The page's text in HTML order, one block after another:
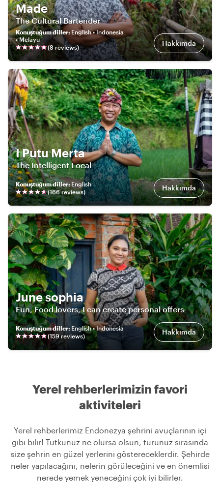
Made
The Cultural Bartender
Konuştuğum diller: English • Indonesia
• Melayu
(8 reviews) Hakkımda
I Putu Merta
The Intelligent Local
Konuştuğum diller: English
(166reviews) Hakkımda
June sophia
Fun, Food lovers, I can create personal offers
Konuştuğum diller: English • Indonesia
(159reviews) Hakkımda
Yerel rehberlerimizin favori
aktiviteleri
Yerel rehberlerimiz Endonezya şehrini avuçlarının içi
gibi bilir! Tutkunuz ne olursa olsun, turunuz sırasında
size şehrin en güzel yerlerini göstereceklerdir. Şehirde
neler yapılacağını, nelerin görüleceğini ve en önemlisi
nerede yemek yeneceğini çok iyi bilirler.